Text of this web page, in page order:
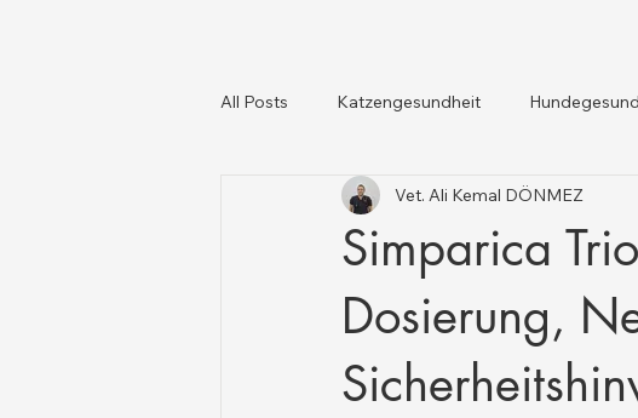
All Posts Katzengesundheit
Katzen und Hunde Tiergesundheit und
Simparica
Dosierung,
Vet. Ali Kemal DÖNMEZ